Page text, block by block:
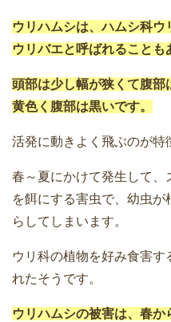
ウリハムシは、ハムシ科
ウリバエと呼ばれることも
頭部は少し幅が狭くて腹
黄色く腹部は黒いです。
活発に動きよく飛ぶのが特
春～夏にかけて発生して、
を餌にする害虫で、幼虫
らしてしまいます。
ウリ科の植物を好み食害
れたそうです。
ウリハムシの被害は、春